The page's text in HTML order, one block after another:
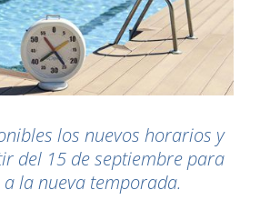
los nuevos horarios y
del 15 de septiembre para
la nueva temporada.